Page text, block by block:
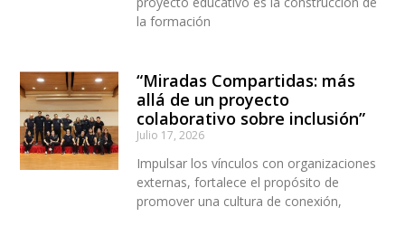
la formación
“Miradas Compartidas: más
allá de un proyecto
colaborativo sobre inclusión”
Julio 17, 2026
Impulsar los vínculos con organizaciones
externas, fortalece el propósito de
promover una cultura de conexión,